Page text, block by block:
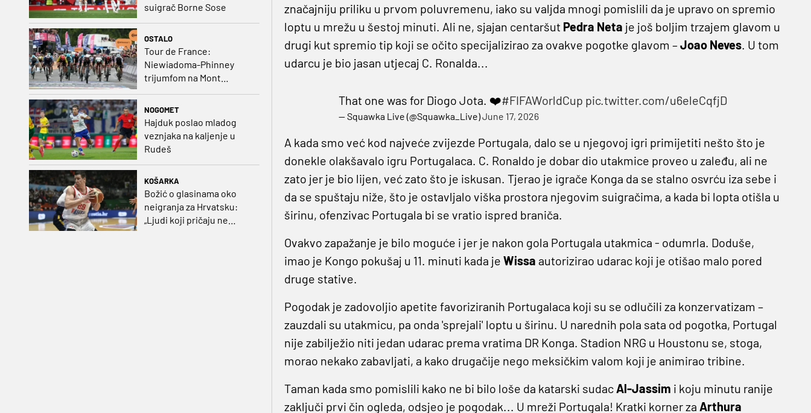
suigrač Borne Sose
OSTALO
Tour de France:
Niewiadoma-Phinney
trijumfom na Mont
NOGOMET
Hajduk poslao mladog
veznjaka na kaljenje u
Rudeš
KOŠARKA
Božić o glasinama oko
neigranja za Hrvatsku:
„Ljudi koji pričaju ne
značajniju priliku u prvom poluvremenu, iako su valjda mnogi pomislili da je upravo on spremio
loptu u mrežu u šestoj minuti. Ali ne, sjajan centaršut Pedra Neta je još boljim trzajem glavom u
drugi kut spremio tip koji se očito specijalizirao za ovakve pogotke glavom –Joao Neves. U tom
udarcu je bio jasan utjecaj C. Ronalda...
That one was for Diogo Jota. ❤️#FIFAWorldCup pic.twitter.com/u6eleCqfjD
— Squawka Live (@Squawka_Live)June 17, 2026
A kada smo već kod najveće zvijezde Portugala, dalo se u njegovoj igri primijetiti nešto što je
donekle olakšavalo igru Portugalaca. C. Ronaldo je dobar dio utakmice proveo u zaleđu, ali ne
zato jer je bio lijen, već zato što je iskusan. Tjerao je igrače Konga da se stalno osvrću iza sebe i
da se spuštaju niže, što je ostavljalo viška prostora njegovim suigračima, a kada bi lopta otišla u
širinu, ofenzivac Portugala bi se vratio ispred braniča.
Ovakvo zapažanje je bilo moguće i jer je nakon gola Portugala utakmica - odumrla. Doduše,
imao je Kongo pokušaj u 11. minuti kada je Wissa autorizirao udarac koji je otišao malo pored
druge stative.
Pogodak je zadovoljio apetite favoriziranih Portugalaca koji su se odlučili za konzervatizam –
zauzdali su utakmicu, pa onda 'sprejali' loptu u širinu. U narednih pola sata od pogotka, Portugal
nije zabilježio niti jedan udarac prema vratima DR Konga. Stadion NRG u Houstonu se, stoga,
morao nekako zabavljati, a kako drugačije nego meksičkim valom koji je animirao tribine.
Taman kada smo pomislili kako ne bi bilo loše da katarski sudac Al-Jassim i koju minutu ranije
zaključi prvi čin ogleda, odsjeo je pogodak... U mreži Portugala! Kratki korner za Arthura